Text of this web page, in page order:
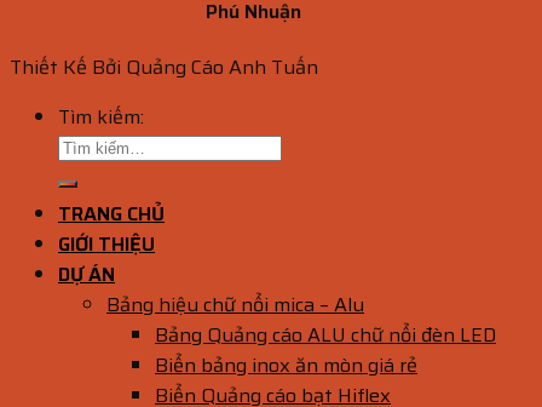
Phú Nhuận
Thiết Kế Bởi Quảng Cáo Anh Tuấn
Tìm kiếm:
TRANG CHỦ
GIỚI THIỆU
DỰ ÁN
Bảng hiệu chữ nổi mica – Alu
Bảng Quảng cáo ALU chữ nổi đèn LED
Biển bảng inox ăn mòn giá rẻ
Biển Quảng cáo bạt Hiflex